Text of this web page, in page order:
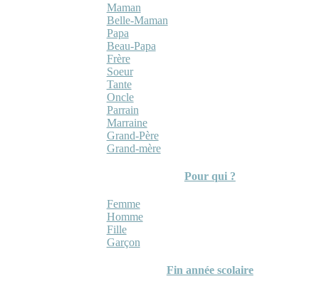
Maman
Belle-Maman
Papa
Beau-Papa
Frère
Soeur
Tante
Oncle
Parrain
Marraine
Grand-Père
Grand-mère
Pour qui ?
Femme
Homme
Fille
Garçon
Fin année scolaire